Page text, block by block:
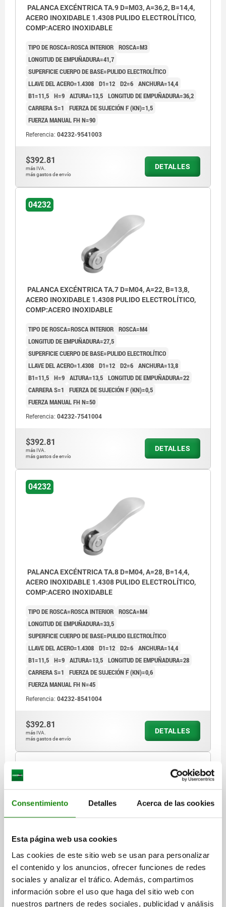
Consentimiento Detalles Acerca de las cookies
Esta página web usa cookies
Las cookies de este sitio web se usan para personalizar
el contenido y los anuncios, ofrecer funciones de redes
sociales y analizar el tráfico. Además, compartimos
información sobre el uso que haga del sitio web con
nuestros partners de redes sociales, publicidad y análisis
PALANCA EXCÉNTRICA TA.9 D=M03, A=36,2, B=14,4,
ACERO INOXIDABLE 1.4308 PULIDO ELECTROLÍTICO,
COMP:ACERO INOXIDABLE
TIPO DE ROSCA=ROSCA INTERIOR ROSCA=M3
LONGITUD DE EMPUÑADURA=41,7
SUPERFICIE CUERPO DE BASE=PULIDO ELECTROLÍTICO
LLAVE DEL ACERO=1.4308 D1=12 D2=6 ANCHURA=14,4
B1=11,5 H=9 ALTURA=13,5 LONGITUD DE EMPUÑADURA=36,2
CARRERA S=1
FUERZA DE SUJECIÓN F (KN)=1,5
FUERZA MANUAL FH N=90
Referencia: 04232-9541003
$392.81
más IVA.
más gastos de envío
DETALLES
04232
PALANCA EXCÉNTRICA TA.7 D=M04, A=22, B=13,8,
ACERO INOXIDABLE 1.4308 PULIDO ELECTROLÍTICO,
COMP:ACERO INOXIDABLE
TIPO DE ROSCA=ROSCA INTERIOR ROSCA=M4
LONGITUD DE EMPUÑADURA=27,5
SUPERFICIE CUERPO DE BASE=PULIDO ELECTROLÍTICO
LLAVE DEL ACERO=1.4308 D1=12 D2=6 ANCHURA=13,8
B1=11,5 H=9 ALTURA=13,5 LONGITUD DE EMPUÑADURA=22
CARRERA S=1
FUERZA DE SUJECIÓN F (KN)=0,5
FUERZA MANUAL FH N=50
Referencia: 04232-7541004
$392.81
más IVA.
más gastos de envío
DETALLES
04232
PALANCA EXCÉNTRICA TA.8 D=M04, A=28, B=14,4,
ACERO INOXIDABLE 1.4308 PULIDO ELECTROLÍTICO,
COMP:ACERO INOXIDABLE
TIPO DE ROSCA=ROSCA INTERIOR ROSCA=M4
LONGITUD DE EMPUÑADURA=33,5
SUPERFICIE CUERPO DE BASE=PULIDO ELECTROLÍTICO
LLAVE DEL ACERO=1.4308 D1=12 D2=6 ANCHURA=14,4
B1=11,5 H=9 ALTURA=13,5 LONGITUD DE EMPUÑADURA=28
CARRERA S=1
FUERZA DE SUJECIÓN F (KN)=0,6
FUERZA MANUAL FH N=45
Referencia: 04232-8541004
$392.81
más IVA.
más gastos de envío
DETALLES
PALANCA EXCÉNTRICA TA.9 D=M04, A=36,2, B=14,4,
ACERO INOXIDABLE 1.4308 PULIDO ELECTROLÍTICO,
COMP:ACERO INOXIDABLE
TIPO DE ROSCA=ROSCA INTERIOR ROSCA=M4